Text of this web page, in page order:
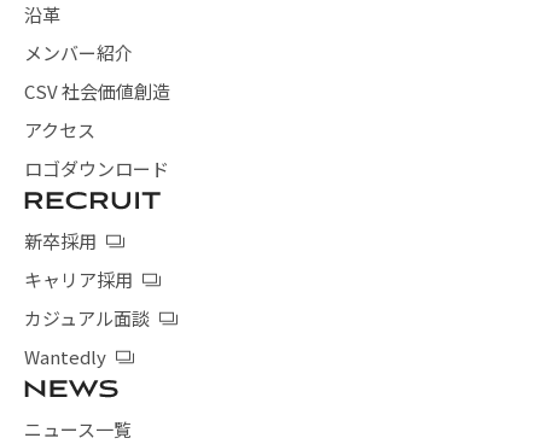
沿革
メンバー紹介
CSV 社会価値創造
アクセス
ロゴダウンロード
新卒採用
キャリア採用
カジュアル面談
Wantedly
ニュース一覧